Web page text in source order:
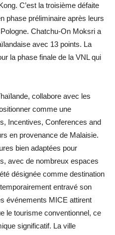
C’est la troisième défaite
phase préliminaire après leurs
Chatchu-On Moksri a
avec 13 points. La
la phase finale de la VNL qui
collabore avec les
comme une
Incentives, Conferences and
en provenance de Malaisie.
bien adaptées pour
avec de nombreux espaces
désignée comme destination
entravé son
événements MICE attirent
le tourisme conventionnel, ce
significatif. La ville